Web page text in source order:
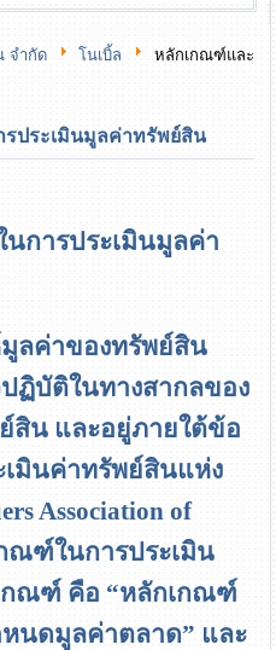
จำกัด โนเบิ้ล
หลักเกณฑ์และ
ประเมินมูลค่าทรัพย์สิน
การประเมินมูลค่า
ค่าของทรัพย์สิน
ฏิบัติในทางสากลของ
สิน และอยู่ภายใต้ข้อ
มินค่าทรัพย์สินแห่ง
Association of
ณฑ์ในการประเมิน
กณฑ์ คือ “หลักเกณฑ์
หนดมูลค่าตลาด” และ